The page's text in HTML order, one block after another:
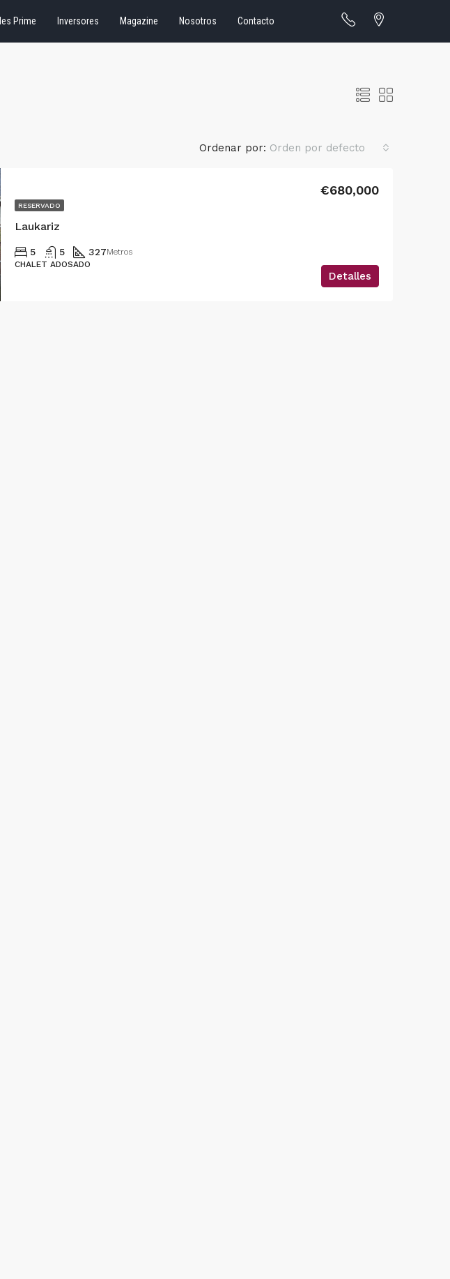
Prime Inversores Magazine Nosotros Contacto
Ordenar por: Orden por defecto
RESERVADO
Laukariz
€680,000
5 5 327Metros
CHALET ADOSADO
Detalles